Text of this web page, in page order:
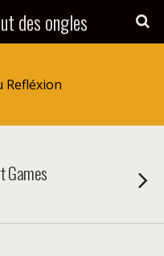
des ongles
Refléxion
Games